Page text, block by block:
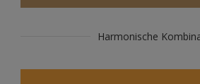
Harmonische